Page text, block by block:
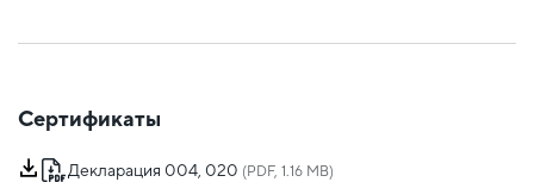
Сертификаты
Декларация 004, 020 (PDF, 1.16 MB)